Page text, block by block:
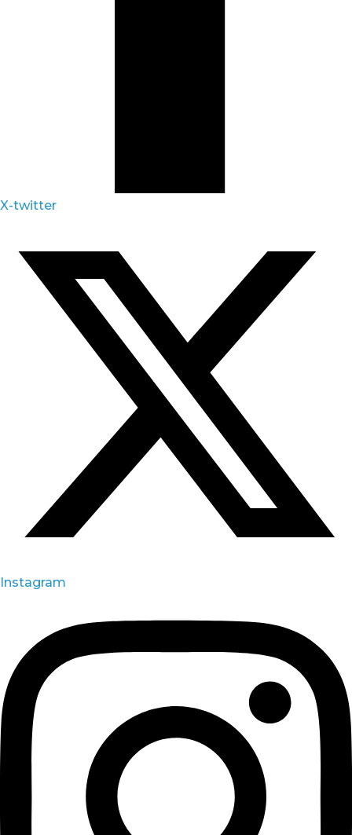
X-twitter
Instagram